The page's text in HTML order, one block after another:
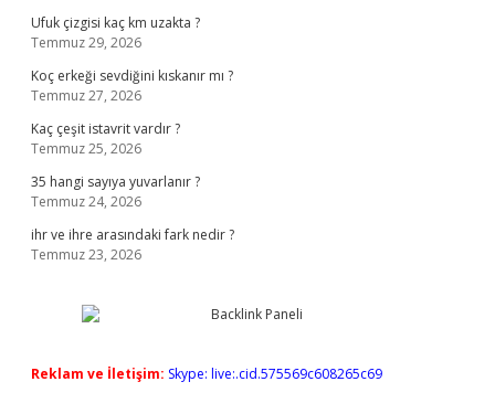
Ufuk çizgisi kaç km uzakta ?
Temmuz 29, 2026
Koç erkeği sevdiğini kıskanır mı ?
Temmuz 27, 2026
Kaç çeşit istavrit vardır ?
Temmuz 25, 2026
35 hangi sayıya yuvarlanır ?
Temmuz 24, 2026
ihr ve ihre arasındaki fark nedir ?
Temmuz 23, 2026
Reklam ve İletişim: Skype: live:.cid.575569c608265c69